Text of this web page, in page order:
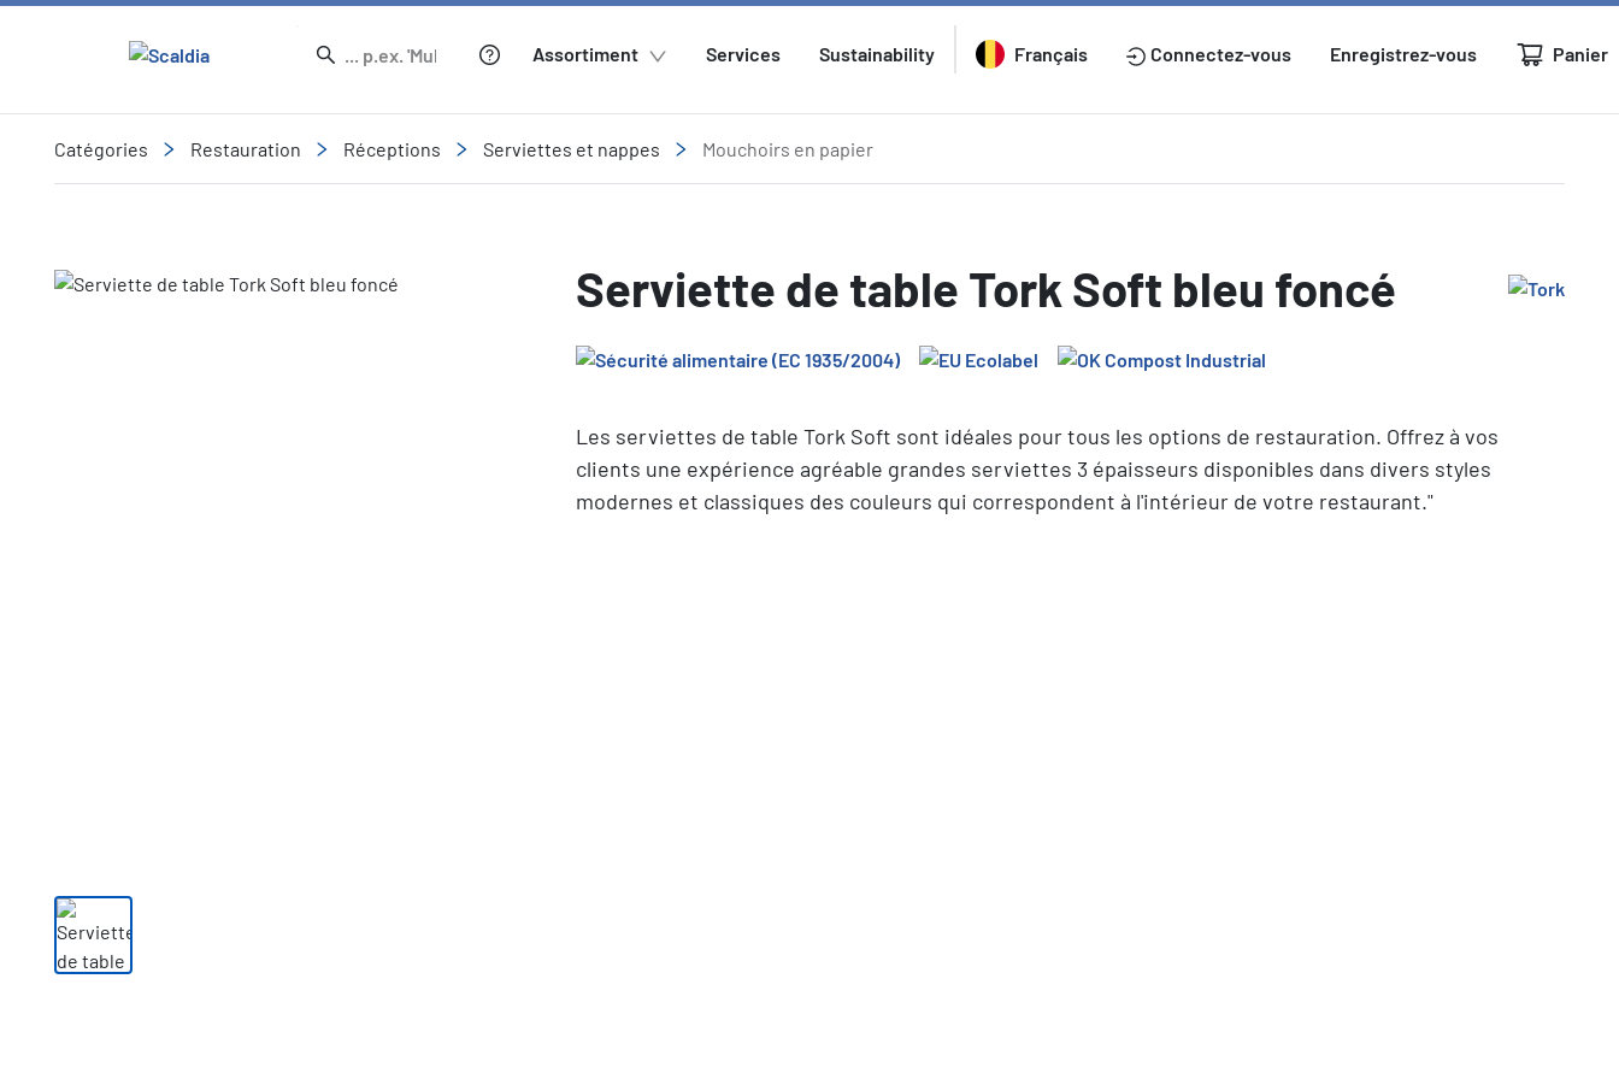
Assortiment Services Sustainability Français Connectez-vous Enregistrez-vous Panier
Catégories Restauration Réceptions Serviettes et nappes Mouchoirs en papier
Slide 1 of 1 Serviette de table Tork Soft bleu foncé
Les serviettes de table Tork Soft sont idéales pour tous les options de restauration. Offrez à vos
clients une expérience agréable grandes serviettes 3 épaisseurs disponibles dans divers styles
modernes et classiques des couleurs qui correspondent à l'intérieur de votre restaurant."